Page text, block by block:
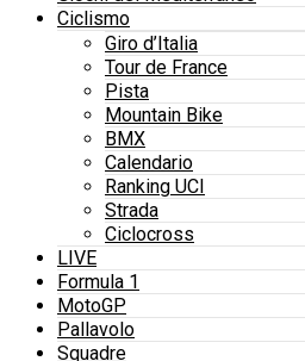
Ciclismo
Giro d’Italia
Tour de France
Pista
Mountain Bike
BMX
Calendario
Ranking UCI
Strada
Ciclocross
LIVE
Formula 1
MotoGP
Pallavolo
Squadre